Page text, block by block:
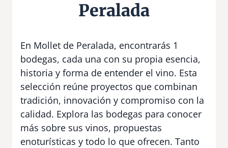
Peralada
En Mollet de Peralada, encontrarás 1
bodegas, cada una con su propia esencia,
historia y forma de entender el vino. Esta
selección reúne proyectos que combinan
tradición, innovación y compromiso con la
calidad. Explora las bodegas para conocer
más sobre sus vinos, propuestas
enoturísticas y todo lo que ofrecen. Tanto